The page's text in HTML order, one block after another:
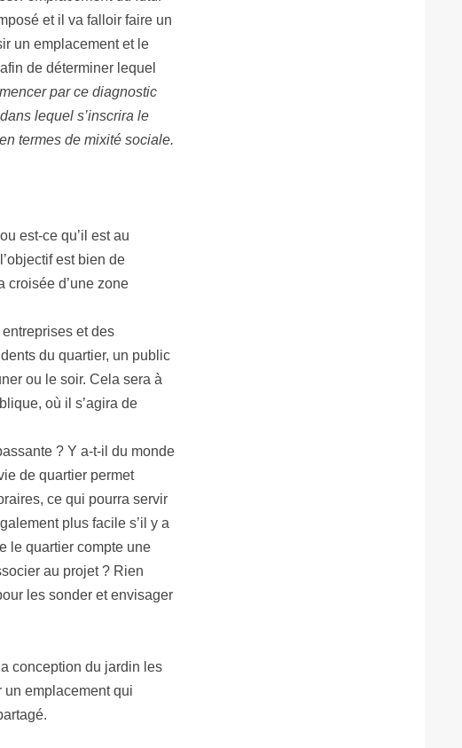
et il va falloir faire un
un emplacement et le
de déterminer lequel
par ce diagnostic
lequel s’inscrira le
termes de mixité sociale.
est-ce qu’il est au
est bien de
croisée d’une zone
et des
du quartier, un public
ou le soir. Cela sera à
où il s’agira de
? Y a-t-il du monde
de quartier permet
ce qui pourra servir
plus facile s’il y a
le quartier compte une
au projet ? Rien
les sonder et envisager
conception du jardin les
un emplacement qui